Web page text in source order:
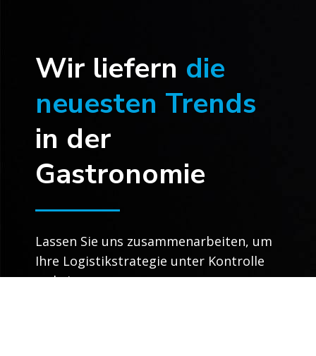
Wir liefern die
neuesten Trends
in der
Gastronomie
Lassen Sie uns zusammenarbeiten, um
Ihre Logistikstrategie unter Kontrolle
zu bringen.